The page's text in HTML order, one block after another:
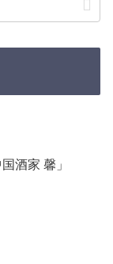
酒家 馨」